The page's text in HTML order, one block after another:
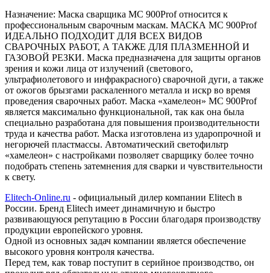
Назначение: Маска сварщика МС 900Prof относится к
профессиональным сварочным маскам. МАСКА МС 900Prof
ИДЕАЛЬНО ПОДХОДИТ ДЛЯ ВСЕХ ВИДОВ
СВАРОЧНЫХ РАБОТ, А ТАКЖЕ ДЛЯ ПЛАЗМЕННОЙ И
ГАЗОВОЙ РЕЗКИ. Маска предназначена для защиты органов
зрения и кожи лица от излучений (светового,
ультрафиолетового и инфракрасного) сварочной дуги, а также
от ожогов брызгами раскаленного металла и искр во время
проведения сварочных работ. Маска «хамелеон» МС 900Prof
является максимально функциональной, так как она была
специально разработана для повышения производительности
труда и качества работ. Маска изготовлена из ударопрочной и
негорючей пластмассы. Автоматический светофильтр
«хамелеон» с настройками позволяет сварщику более точно
подобрать степень затемнения для сварки и чувствительности
к свету.
Elitech-Online.ru - официальный дилер компании Elitech в
России. Бренд Elitech имеет динамичную и быстро
развивающуюся репутацию в России благодаря производству
продукции европейского уровня.
Одной из основных задач компании является обеспечение
высокого уровня контроля качества.
Перед тем, как товар поступит в серийное производство, он